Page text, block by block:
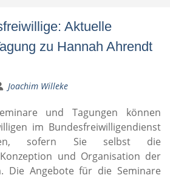
Aktuelle
zu Hannah Ahrendt
Joachim Willeke
und Tagungen können
im Bundesfreiwilligendienst
sofern Sie selbst die
und Organisation der
Die Angebote für die Seminare